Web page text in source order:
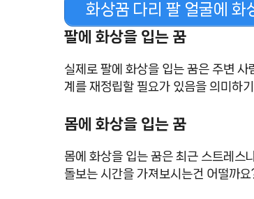
화상꿈 다리 팔 얼굴에 화
팔에 화상을 입는 꿈
실제로 팔에 화상을 입는 꿈은 주변
계를 재정립할 필요가 있음을 의미하
몸에 화상을 입는 꿈
몸에 화상을 입는 꿈은 최근 스트레스
돌보는 시간을 가져보시는건 어떨까요